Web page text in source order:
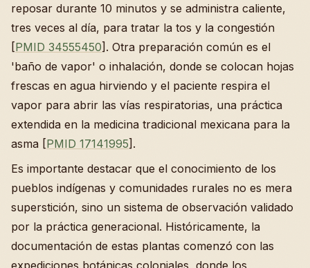
reposar durante 10 minutos y se administra caliente,
tres veces al día, para tratar la tos y la congestión
[PMID 34555450]. Otra preparación común es el
'baño de vapor' o inhalación, donde se colocan hojas
frescas en agua hirviendo y el paciente respira el
vapor para abrir las vías respiratorias, una práctica
extendida en la medicina tradicional mexicana para la
asma [PMID 17141995].
Es importante destacar que el conocimiento de los
pueblos indígenas y comunidades rurales no es mera
superstición, sino un sistema de observación validado
por la práctica generacional. Históricamente, la
documentación de estas plantas comenzó con las
expediciones botánicas coloniales, donde los